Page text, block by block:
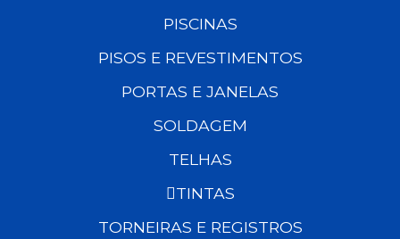
PISCINAS
PISOS E REVESTIMENTOS
PORTAS E JANELAS
SOLDAGEM
TELHAS
TINTAS
TORNEIRAS E REGISTROS